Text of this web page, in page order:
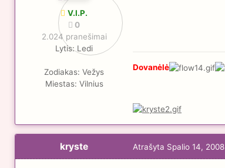
V.I.P.
0
2.024 pranešimai
Lytis: Ledi
Zodiakas: Vežys
Miestas: Vilnius
Dovanėlė
kryste Atrašyta Spalio 14, 2008